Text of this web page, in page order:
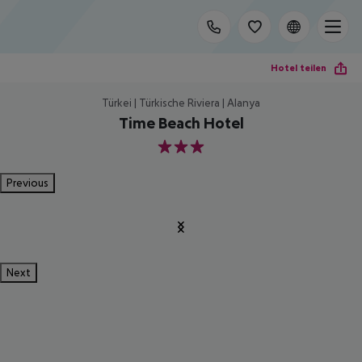
Hotel teilen
Türkei | Türkische Riviera | Alanya
Time Beach Hotel
3
Previous
Next